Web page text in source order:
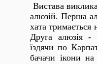
Вистава
алюзій. Перша
хата тримається
Друга алюзія
їздячи по
бачачи ікони